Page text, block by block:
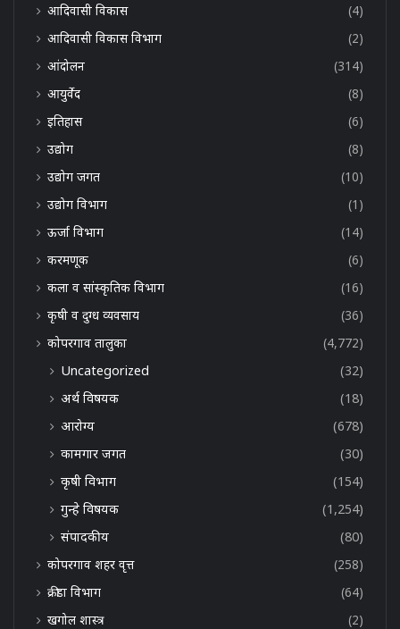
आदिवासी विकास
(4)
आदिवासी विकास विभाग
(2)
आंदोलन
(314)
आयुर्वेद
(8)
इतिहास
(6)
उद्योग
(8)
उद्योग जगत
(10)
उद्योग विभाग
(1)
ऊर्जा विभाग
(14)
करमणूक
(6)
कला व सांस्कृतिक विभाग
(16)
कृषी व दुग्ध व्यवसाय
(36)
कोपरगाव तालुका
(4,772)
Uncategorized
(32)
अर्थ विषयक
(18)
आरोग्य
(678)
कामगार जगत
(30)
कृषी विभाग
(154)
गुन्हे विषयक
(1,254)
संपादकीय
(80)
कोपरगाव शहर वृत्त
(258)
क्रीडा विभाग
(64)
खगोल शास्त्र
(2)